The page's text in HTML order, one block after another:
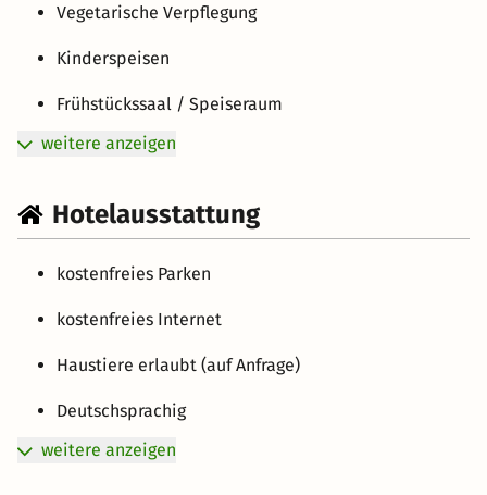
Vegetarische Verpflegung
Kinderspeisen
Frühstückssaal / Speiseraum
weitere anzeigen
Hotelausstattung
kostenfreies Parken
kostenfreies Internet
Haustiere erlaubt (auf Anfrage)
Deutschsprachig
weitere anzeigen